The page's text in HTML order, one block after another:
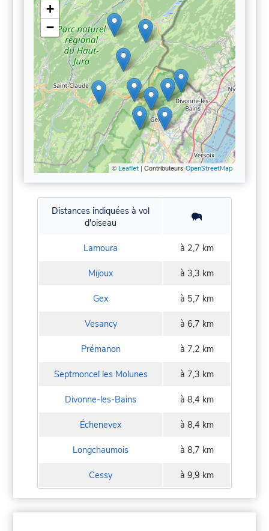
+
−
© Leaflet| ContributeursOpenStreetMap
Distances indiquées à vol
d'oiseau
Lamoura à 2,7 km
Mijoux à 3,3 km
Gex à 5,7 km
Vesancy à 6,7 km
Prémanon à 7,2 km
Septmoncel les Molunes à 7,3 km
Divonne-les-Bains à 8,4 km
Échenevex à 8,4 km
Longchaumois à 8,7 km
Cessy à 9,9 km